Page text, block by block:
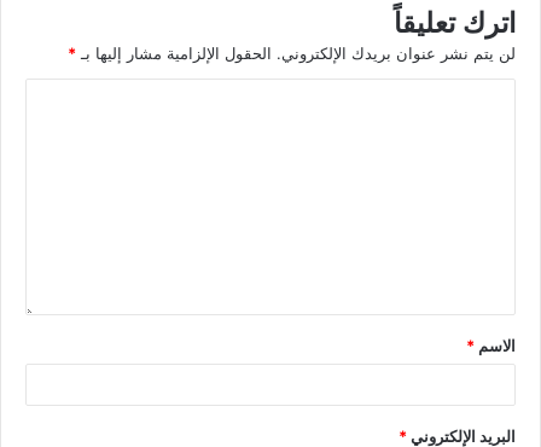
اترك تعليقاً
لن يتم نشر عنوان بريدك الإلكتروني. الحقول الإلزامية مشار إليها بـ *
الاسم *
البريد الإلكتروني*